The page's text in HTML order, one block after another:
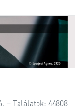
Találatok: 44808